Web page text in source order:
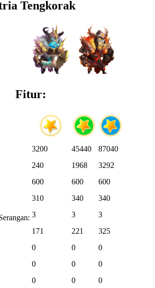
Tengkorak
Fitur:
3200 45440 87040
240 1968 3292
600 600 600
310 340 340
3 3 3
171 221 325
0 0 0
0 0 0
0 0 0